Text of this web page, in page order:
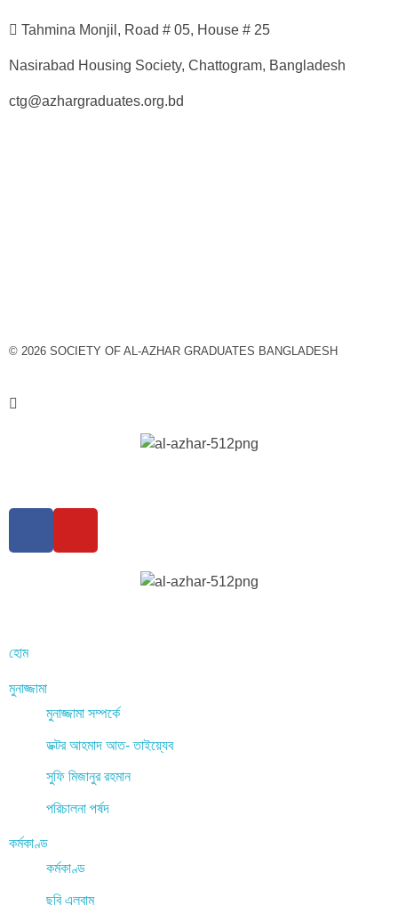
Tahmina Monjil, Road # 05, House # 25
Nasirabad Housing Society, Chattogram, Bangladesh
ctg@azhargraduates.org.bd
© 2026 SOCIETY OF AL-AZHAR GRADUATES BANGLADESH
হোম
মুনাজ্জামা
মুনাজ্জামা সম্পর্কে
ডক্টর আহমাদ আত- তাইয়্যেব
সুফি মিজানুর রহমান
পরিচালনা পর্ষদ
কর্মকাণ্ড
কর্মকাণ্ড
ছবি এলবাম